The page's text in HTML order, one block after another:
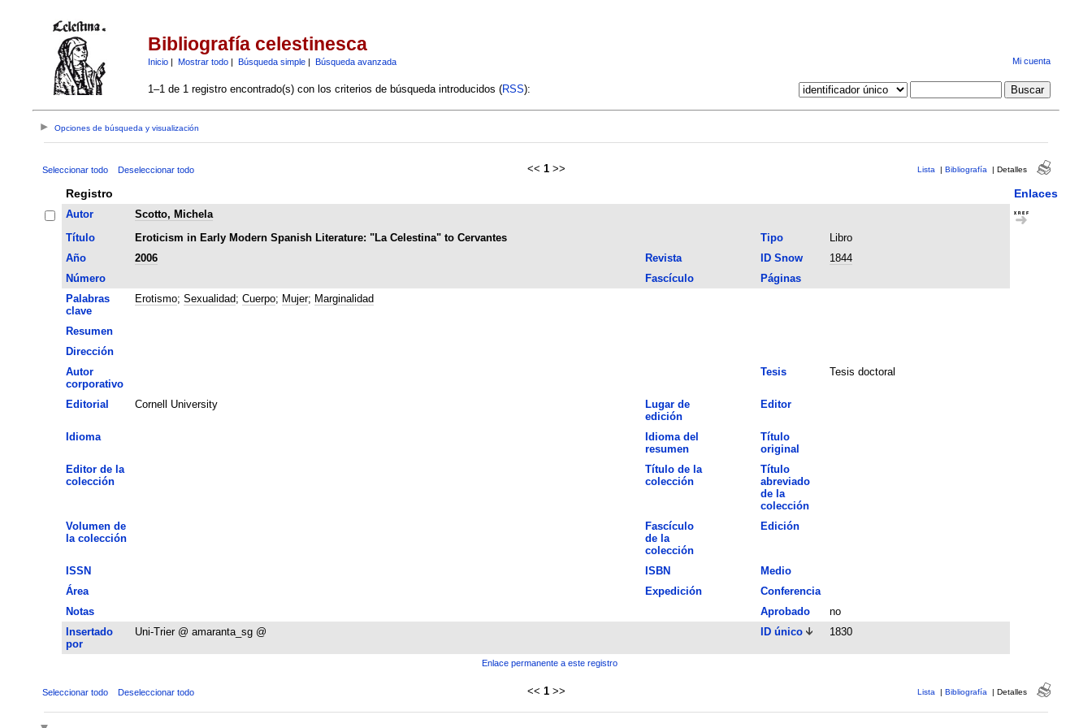
Bibliografía celestinesca
Inicio| Mostrar todo| Búsqueda simple| Búsqueda avanzada Mi cuenta
1–1 de 1 registro encontrado(s) con los criterios de búsqueda introducidos (RSS):
Opciones de búsqueda y visualización
Seleccionar todo Deseleccionar todo << 1 >> Lista | Bibliografía | Detalles
Registro Enlaces
Autor
Scotto, Michela
Título
Eroticism in Early Modern Spanish Literature: "La Celestina" to Cervantes Tipo
Libro
Año
2006 Revista ID Snow
1844
Número
Fascículo
Páginas
Palabras
clave
Erotismo; Sexualidad; Cuerpo; Mujer; Marginalidad
Resumen
Dirección
Autor
corporativo
Tesis Tesis doctoral
Editorial Cornell University
Lugar de
edición
Editor
Idioma
Idioma del
resumen
Título
original
Editor de la
colección
Título de la
colección
Título
abreviado
de la
colección
Volumen de
la colección
Fascículo
de la
colección
Edición
ISSN ISBN
Medio
Área
Expedición
Conferencia
Notas
Aprobado
no
Insertado
por
Uni-Trier @ amaranta_sg @ ID único 1830
Enlace permanente a este registro
Seleccionar todo Deseleccionar todo << 1 >> Lista | Bibliografía | Detalles